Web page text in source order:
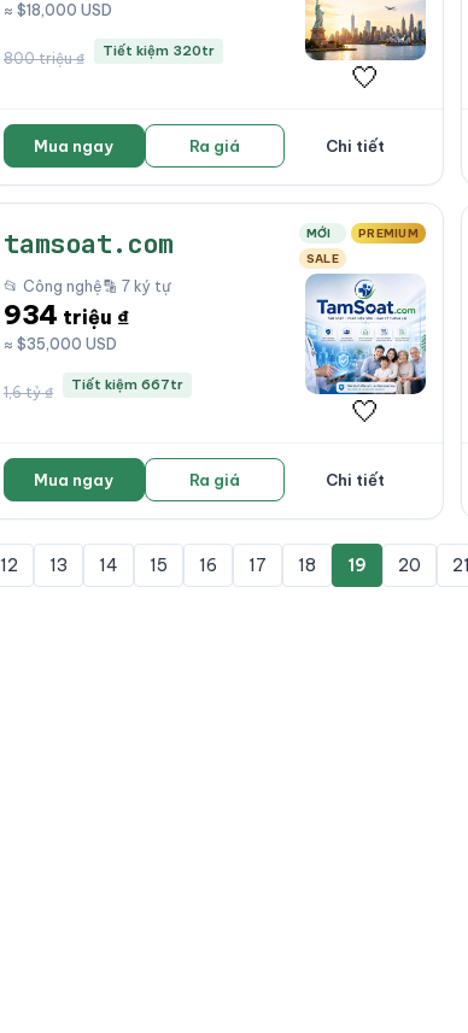
≈ $18,000 USD
800 triệu ₫ Tiết kiệm 320tr
🤍
Mua ngay Ra giá Chi tiết
tamsoat.com MỚI
PREMIUM
SALE
📂 Công nghệ🔡 7 ký tự
934 triệu ₫
≈ $35,000 USD
1,6 tỷ ₫ Tiết kiệm 667tr
🤍
Mua ngay Ra giá Chi tiết
12 13 14 15 16 17 18 19 20 21